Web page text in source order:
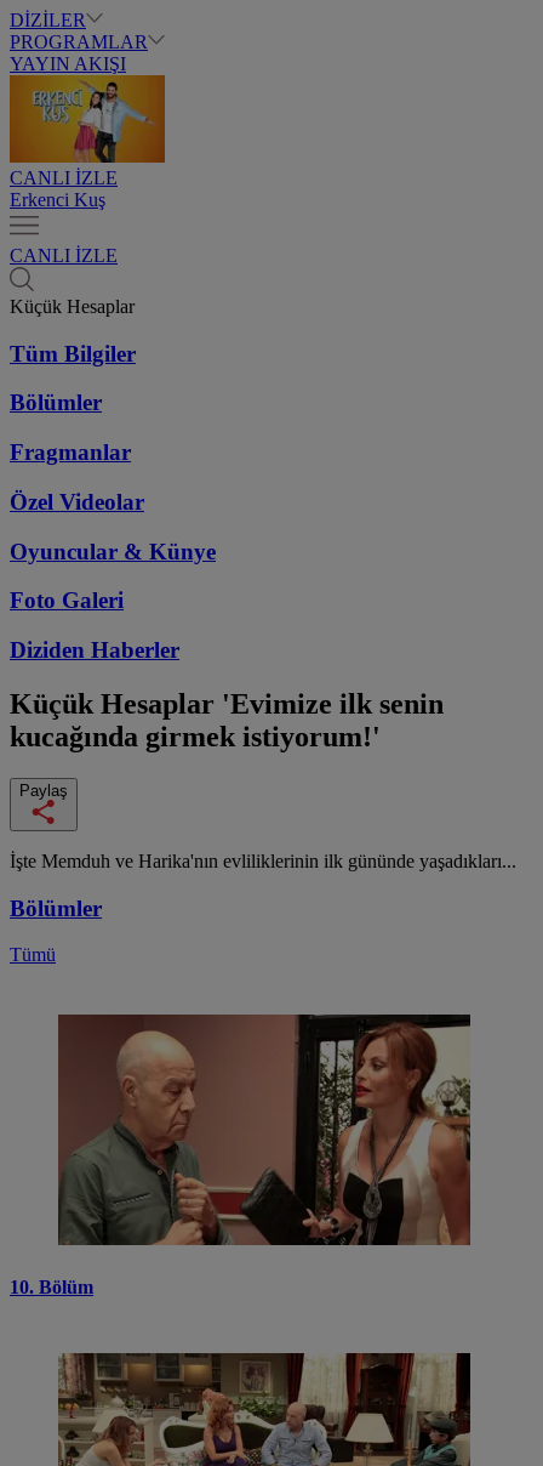
DİZİLER
PROGRAMLAR
YAYIN AKIŞI
CANLI İZLE
Erkenci Kuş
CANLI İZLE
Küçük Hesaplar
Tüm Bilgiler
Bölümler
Fragmanlar
Özel Videolar
Oyuncular & Künye
Foto Galeri
Diziden Haberler
Küçük Hesaplar 'Evimize ilk senin
kucağında girmek istiyorum!'
Paylaş
İşte Memduh ve Harika'nın evliliklerinin ilk gününde yaşadıkları...
Bölümler
Tümü
10. Bölüm